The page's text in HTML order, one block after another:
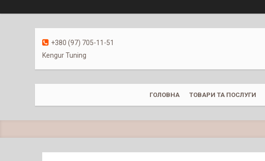
+380 (97) 705-11-51
Kengur Tuning
ГОЛОВНА ТОВАРИ ТА ПОСЛУГИ